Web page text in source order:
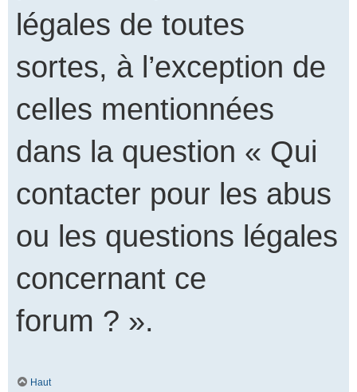
légales de toutes
sortes, à l’exception de
celles mentionnées
dans la question « Qui
contacter pour les abus
ou les questions légales
concernant ce
forum ? ».
Haut